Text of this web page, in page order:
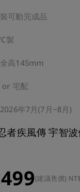
可動完成品
製
高145mm
or 宅配
年7月(7月~8月)
者疾風傳 宇智
(建議售價)